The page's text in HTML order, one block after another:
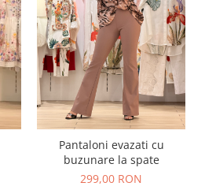
Pantaloni evazati cu
buzunare la spate
299,00 RON